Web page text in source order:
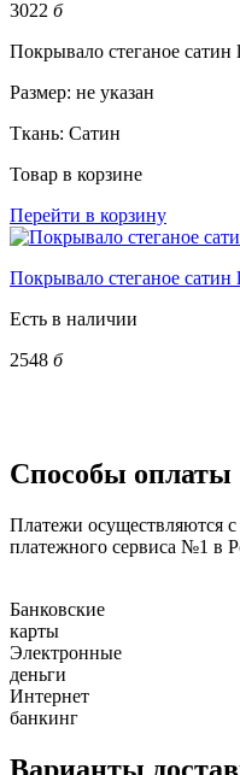
3022 б
Покрывало стеганое
Размер: не указан
Ткань: Сатин
Товар в корзине
Перейти в корзину
Покрывало стеганое
Есть в наличии
2548 б
Способы оплаты
Платежи осуществляются
платежного сервиса №1 в
Банковские
карты
Электронные
деньги
Интернет
банкинг